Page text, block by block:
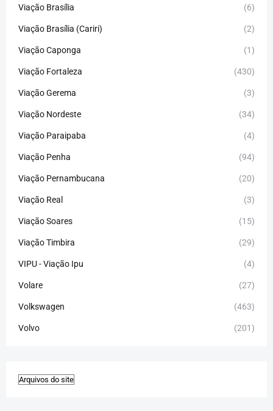
Viação Brasília (6)
Viação Brasília (Cariri) (2)
Viação Caponga (1)
Viação Fortaleza (430)
Viação Gerema (3)
Viação Nordeste (34)
Viação Paraipaba (4)
Viação Penha (94)
Viação Pernambucana (20)
Viação Real (3)
Viação Soares (15)
Viação Timbira (29)
VIPU - Viação Ipu (4)
Volare (27)
Volkswagen (463)
Volvo (201)